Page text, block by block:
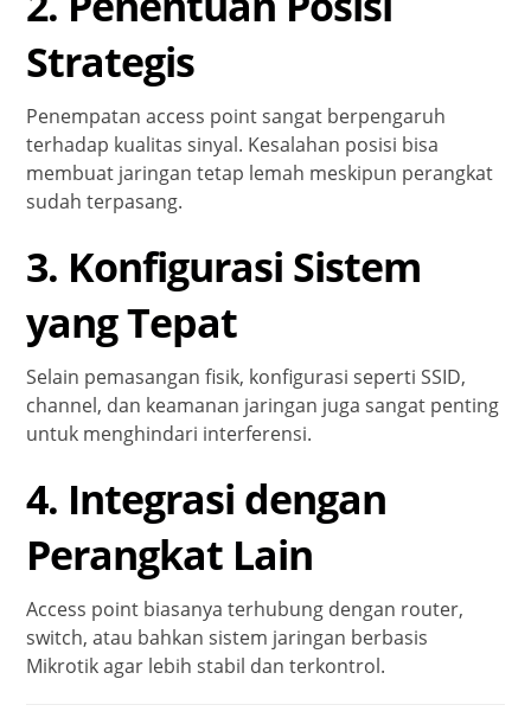
Strategis
Penempatan access point sangat berpengaruh
terhadap kualitas sinyal. Kesalahan posisi bisa
membuat jaringan tetap lemah meskipun perangkat
sudah terpasang.
3. Konfigurasi Sistem
yang Tepat
Selain pemasangan fisik, konfigurasi seperti SSID,
channel, dan keamanan jaringan juga sangat penting
untuk menghindari interferensi.
4. Integrasi dengan
Perangkat Lain
Access point biasanya terhubung dengan router,
switch, atau bahkan sistem jaringan berbasis
Mikrotik agar lebih stabil dan terkontrol.